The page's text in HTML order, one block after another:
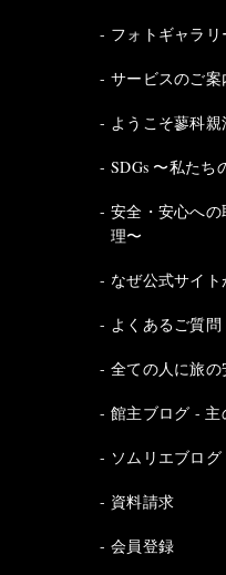
フォトギャラリ
サービスのご案
ようこそ蓼科
SDGs 〜私たち
安全・安心へ
理〜
なぜ公式サイ
よくあるご質問
全ての人に旅
館主ブログ - 主
ソムリエブロ
資料請求
会員登録